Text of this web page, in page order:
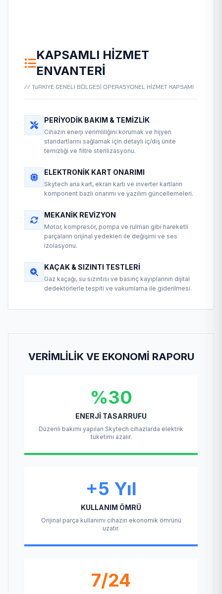
KAPSAMLI HIZMET
ENVANTERI
// TüRKIYE GENELI BÖLGESİ OPERASYONEL HİZMET KAPSAMI
PERIYODIK BAKIM & TEMIZLIK
Cihazın enerji verimliliğini korumak ve hijyen
standartlarını sağlamak için detaylı iç/dış ünite
temizliği ve filtre sterilizasyonu.
ELEKTRONIK KART ONARIMI
Skytech ana kart, ekran kartı ve inverter kartların
komponent bazlı onarımı ve yazılım güncellemeleri.
MEKANIK REVIZYON
Motor, kompresör, pompa ve rulman gibi hareketli
parçaların orijinal yedekleri ile değişimi ve ses
izolasyonu.
KAÇAK & SIZINTI TESTLERI
Gaz kaçağı, su sızıntısı ve basınç kayıplarının dijital
dedektörlerle tespiti ve vakumlama ile giderilmesi.
VERIMLILIK VE EKONOMI RAPORU
%30
ENERJI TASARRUFU
Düzenli bakımı yapılan Skytech cihazlarda elektrik
tüketimi azalır.
+5 Yıl
KULLANIM ÖMRÜ
Orijinal parça kullanımı cihazın ekonomik ömrünü
uzatır.
7/24